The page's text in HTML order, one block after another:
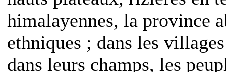
himalayennes, la province
ethniques ; dans les
dans leurs champs, les